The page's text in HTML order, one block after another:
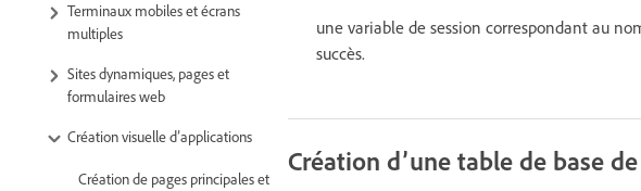
Terminaux mobiles et écrans
multiples
Sites dynamiques, pages et
formulaires web
Création visuelle d’applications
Création de pages principales et
une variable de session correspondant au
succès.
Création d’une table de base